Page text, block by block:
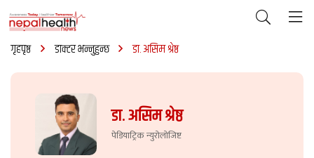
गृहपृष्ठ डाक्टर भन्नुहुन्छ डा. असिम श्रेष्ठ
डा. असिम श्रेष्ठ
पेडियाट्रिक न्युरोलोजिष्ट